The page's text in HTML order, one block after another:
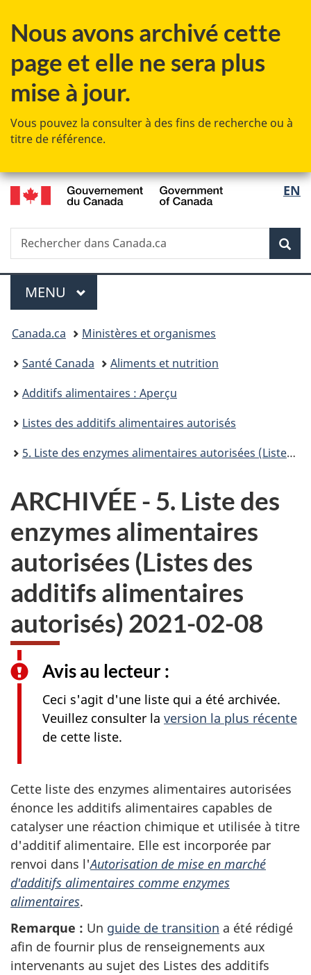
au
principal
à
Au
»
à
version
Nous avons archivé cette
page et elle ne sera plus
mise à jour.
Vous pouvez la consulter à des fins de recherche ou à
titre de référence.
de
la
EN
Recherche
Rechercher
dans
Menu
MENU PRINCIPAL
Vous
êtes
ici :
Canada.ca
Ministères et organismes
Santé Canada
Aliments et nutrition
Additifs alimentaires : Aperçu
Listes des additifs alimentaires autorisés
5. Liste des enzymes alimentaires autorisées (Listes des additifs alimentaires autorisés)
ARCHIVÉE - 5. Liste des
enzymes alimentaires
autorisées (Listes des
additifs alimentaires
autorisés) 2021-02-08
Avis au lecteur :
Ceci s'agit d'une liste qui a été archivée.
Veuillez consulter la version la plus récente
de cette liste.
Cette liste des enzymes alimentaires autorisées
énonce les additifs alimentaires capables de
catalyser une réaction chimique et utilisée à titre
d'additif alimentaire. Elle est incorporée par
renvoi dans l'Autorisation de mise en marché
d'additifs alimentaires comme enzymes
alimentaires.
Remarque : Un guide de transition a été rédigé
afin de fournir plus de renseignements aux
intervenants au sujet des Listes des additifs